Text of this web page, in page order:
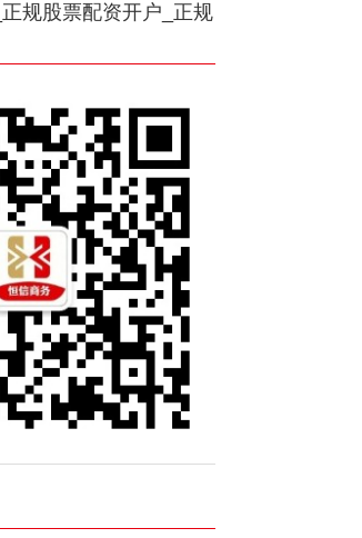
规股票配资开户_正规